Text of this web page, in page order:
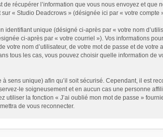
récupérer l’information que vous nous envoyez et
« Studio Deadcrows » (désignée ici par « votre
identifiant unique (désigné ci-après par « votre nom
ci-après par « votre courriel »). Vos informations
votre nom d’utilisateur, de votre mot de passe et de
tous les cas, vous pouvez choisir quelle information
sens unique) afin qu’il soit sécurisé. Cependant, il est
le soigneusement et en aucun cas une personne
utiliser la fonction « J’ai oublié mon mot de passe »
de vous reconnecter.